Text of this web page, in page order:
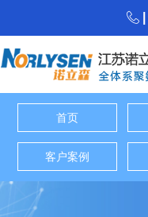
首页
客户案例